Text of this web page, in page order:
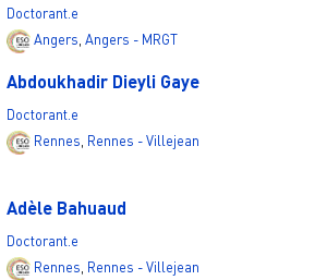
Doctorant.e
Angers, Angers - MRGT
Abdoukhadir Dieyli Gaye
Doctorant.e
Rennes Rennes - Villejean
Adèle Bahuaud
Doctorant.e
Rennes Rennes - Villejean